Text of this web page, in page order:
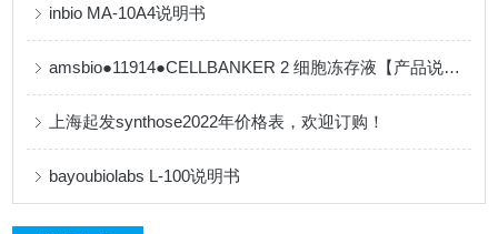
inbio MA-10A4说明书
amsbio●11914●CELLBANKER 2 细胞冻存液【产品说明书】
上海起发synthose2022年价格表，欢迎订购！
bayoubiolabs L-100说明书